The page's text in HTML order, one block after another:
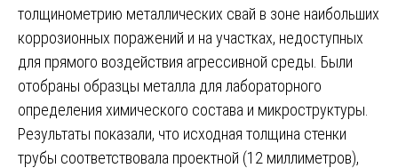
толщинометрию металлических свай в зоне наибольших
коррозионных поражений и на участках, недоступных
для прямого воздействия агрессивной среды. Были
отобраны образцы металла для лабораторного
определения химического состава и микроструктуры.
Результаты показали, что исходная толщина стенки
трубы соответствовала проектной (12 миллиметров),